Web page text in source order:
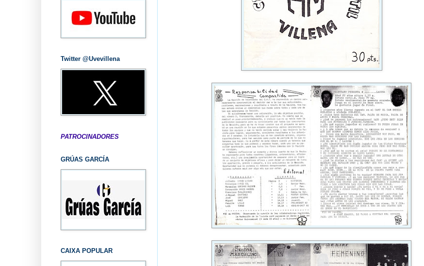
Twitter @Uvevillena
PATROCINADORES
GRÚAS GARCÍA
CAIXA POPULAR